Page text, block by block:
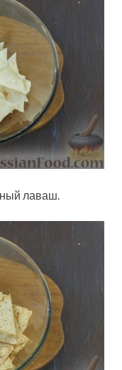
лаваш.